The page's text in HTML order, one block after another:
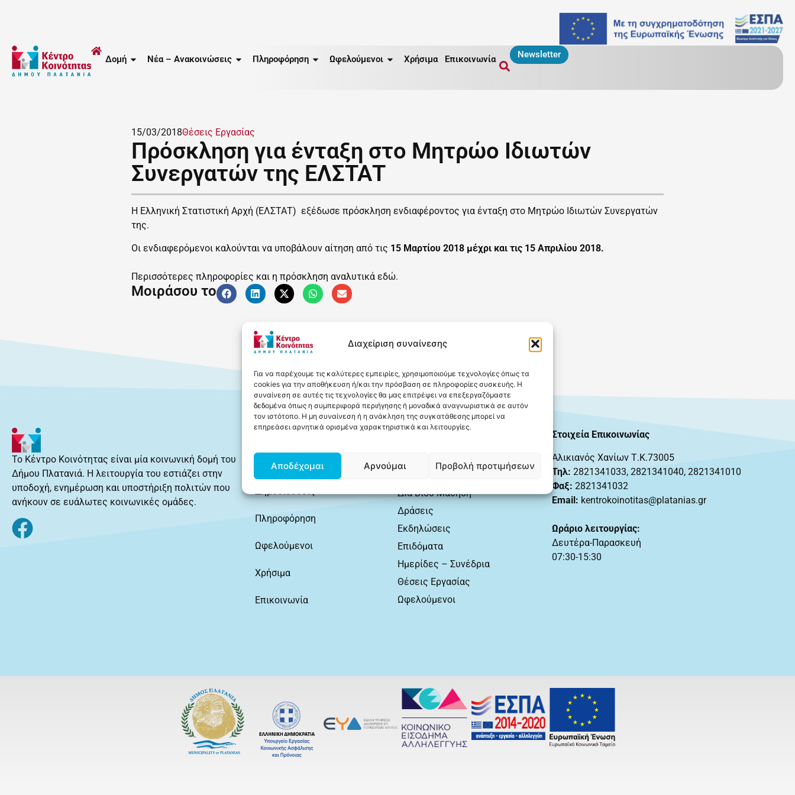
Διαχείριση συναίνεσης
Για να παρέχουμε τις καλύτερες εμπειρίες, χρησιμοποιούμε τεχνολογίες όπως τα
cookies για την αποθήκευση ή/και την πρόσβαση σε πληροφορίες συσκευής. Η
συναίνεση σε αυτές τις τεχνολογίες θα μας επιτρέψει να επεξεργαζόμαστε
δεδομένα όπως η συμπεριφορά περιήγησης ή μοναδικά αναγνωριστικά σε αυτόν
τον ιστότοπο. Η μη συναίνεση ή η ανάκληση της συγκατάθεσης μπορεί να
επηρεάσει αρνητικά ορισμένα χαρακτηριστικά και λειτουργίες.
Αποδέχομαι Αρνούμαι Προβολή προτιμήσεων
Δομή Νέα – Ανακοινώσεις Πληροφόρηση Ωφελούμενοι Χρήσιμα Επικοινωνία Newsletter
15/03/2018Θέσεις Εργασίας
Πρόσκληση για ένταξη στο Μητρώο Ιδιωτών
Συνεργατών της ΕΛΣΤΑΤ
Η Ελληνική Στατιστική Αρχή (ΕΛΣΤΑΤ) εξέδωσε πρόσκληση ενδιαφέροντος για ένταξη στο Μητρώο Ιδιωτών Συνεργατών
της.
Οι ενδιαφερόμενοι καλούνται να υποβάλουν αίτηση από τις 15 Μαρτίου 2018 μέχρι και τις 15 Απριλίου 2018.
Περισσότερες πληροφορίες και η πρόσκληση αναλυτικά εδώ.
Μοιράσου το
Το Κέντρο Κοινότητας είναι μία κοινωνική δομή του
Δήμου Πλατανιά. Η λειτουργία του εστιάζει στην
υποδοχή, ενημέρωση και υποστήριξη πολιτών που
ανήκουν σε ευάλωτες κοινωνικές ομάδες.
Πληροφορίες
Δομή
Πληροφόρηση
Ωφελούμενοι
Χρήσιμα
Επικοινωνία
Δημοσιεύσεις
Δια Βίου Μάθηση
Δράσεις
Εκδηλώσεις
Επιδόματα
Ημερίδες – Συνέδρια
Θέσεις Εργασίας
Ωφελούμενοι
Στοιχεία Επικοινωνίας
Αλικιανός Χανίων Τ.Κ.73005
Τηλ: 2821341033, 2821341040, 2821341010
Φαξ: 2821341032
Email: kentrokoinotitas@platanias.gr
Ωράριο λειτουργίας:
Δευτέρα-Παρασκευή
07:30-15:30